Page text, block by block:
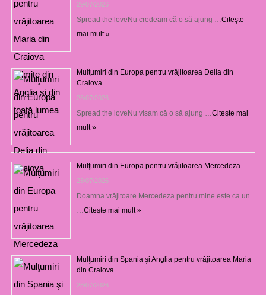
29/07/2026
Spread the loveNu credeam că o să ajung …Citeşte
mai mult »
Mulţumiri din Europa pentru vrăjitoarea Delia din
Craiova
28/07/2026
Spread the loveNu visam că o să ajung …Citeşte mai
mult »
Mulţumiri din Europa pentru vrăjitoarea Mercedeza
28/07/2026
Doamna vrăjitoare Mercedeza pentru mine este ca un
…Citeşte mai mult »
Mulţumiri din Spania şi Anglia pentru vrăjitoarea Maria
din Craiova
28/07/2026